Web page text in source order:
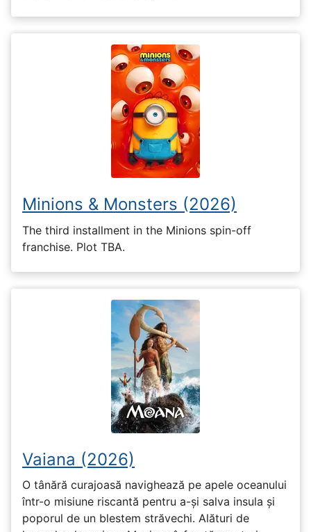
Minions & Monsters (2026)
The third installment in the Minions spin-off
franchise. Plot TBA.
Vaiana (2026)
O tânără curajoasă navighează pe apele oceanului
într-o misiune riscantă pentru a-și salva insula și
poporul de un blestem străvechi. Alături de